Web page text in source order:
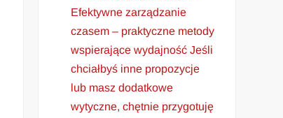
Efektywne zarządzanie
czasem – praktyczne metody
wspierające wydajność Jeśli
chciałbyś inne propozycje
lub masz dodatkowe
wytyczne, chętnie przygotuję